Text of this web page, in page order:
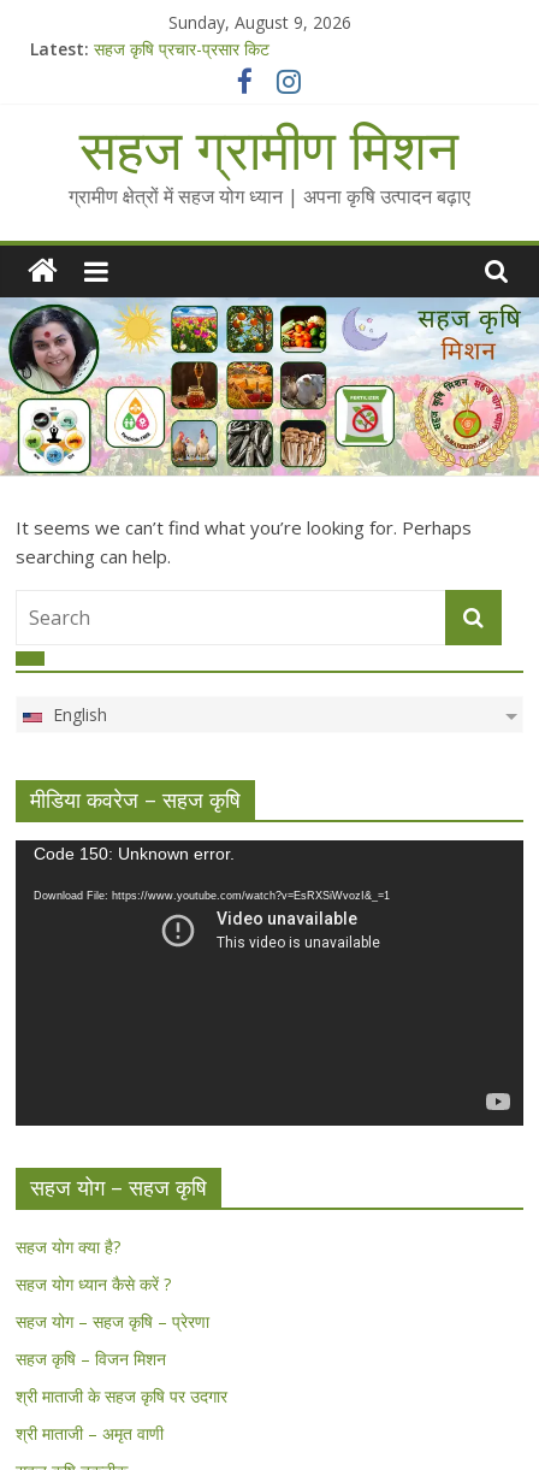
Sunday, August 9, 2026
Latest: सहज कृषि प्रचार-प्रसार किट
Standee Designs @ 2025 for Sahaj Krishi Promotions
Chalo Gaon Ki Or Abhiyaan - 2025-26
Collected Talks on Vibrated Water
सहज ग्रामीण मिशन
ग्रामीण क्षेत्रों में सहज योग ध्यान | अपना कृषि उत्पादन बढ़ाए
It seems we can’t find what you’re looking for. Perhaps
searching can help.
English
मीडिया कवरेज – सहज कृषि
Video
Code 150: Unknown error.
Download File: https://www.youtube.com/watch?v=EsRXSiWvozI&_=1
सहज योग – सहज कृषि
सहज योग क्या है?
सहज योग ध्यान कैसे करें ?
सहज योग – सहज कृषि – प्रेरणा
सहज कृषि – विजन मिशन
श्री माताजी के सहज कृषि पर उदगार
श्री माताजी – अमृत वाणी